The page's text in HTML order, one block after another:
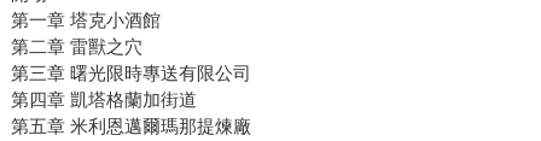
第一章 塔克小酒館
第二章 雷獸之穴
第三章 曙光限時專送有限公司
第四章 凱塔格蘭加街道
第五章 米利恩邁爾瑪那提煉廠